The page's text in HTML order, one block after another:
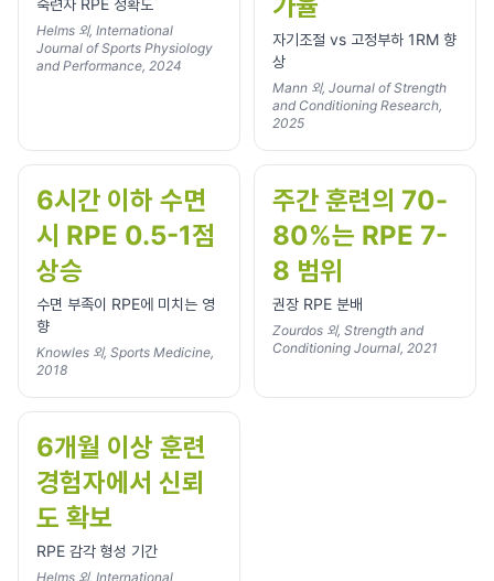
숙련자 RPE 정확도
Helms 외, International
Journal of Sports Physiology
and Performance, 2024
자기조절 vs 고정부하 1RM 향
상
Mann 외, Journal of Strength
and Conditioning Research,
2025
6시간 이하 수면
시 RPE 0.5-1점
상승
수면 부족이 RPE에 미치는 영
향
Knowles 외, Sports Medicine,
2018
주간 훈련의 70-
80%는 RPE 7-
8 범위
권장 RPE 분배
Zourdos 외, Strength and
Conditioning Journal, 2021
6개월 이상 훈련
경험자에서 신뢰
도 확보
RPE 감각 형성 기간
Helms 외, International